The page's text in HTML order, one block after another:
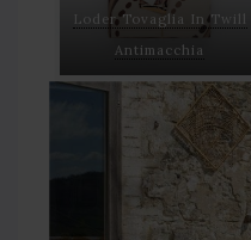
Loder Tovaglia In Twill
Antimacchia